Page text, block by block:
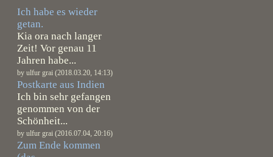
Ich habe es wieder
getan.
Kia ora nach langer
Zeit! Vor genau 11
Jahren habe...
by ulfur grai (2018.03.20, 14:13)
Postkarte aus Indien
Ich bin sehr gefangen
genommen von der
Schönheit...
by ulfur grai (2016.07.04, 20:16)
Zum Ende kommen